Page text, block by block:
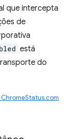
que intercepta
de
está
do